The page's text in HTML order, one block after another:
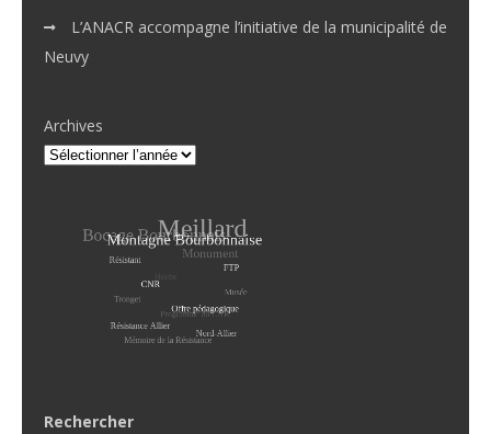
L’ANACR accompagne l’initiative de la municipalité de
Neuvy
Archives
Rechercher